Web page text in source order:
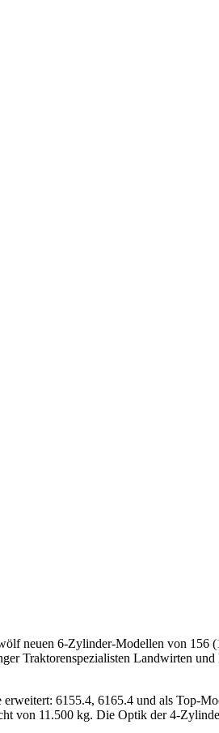
neuen 6-Zylinder-Modellen von
Traktorenspezialisten Landwirten
6155.4, 6165.4 und als Top-
von 11.500 kg. Die Optik der 4-